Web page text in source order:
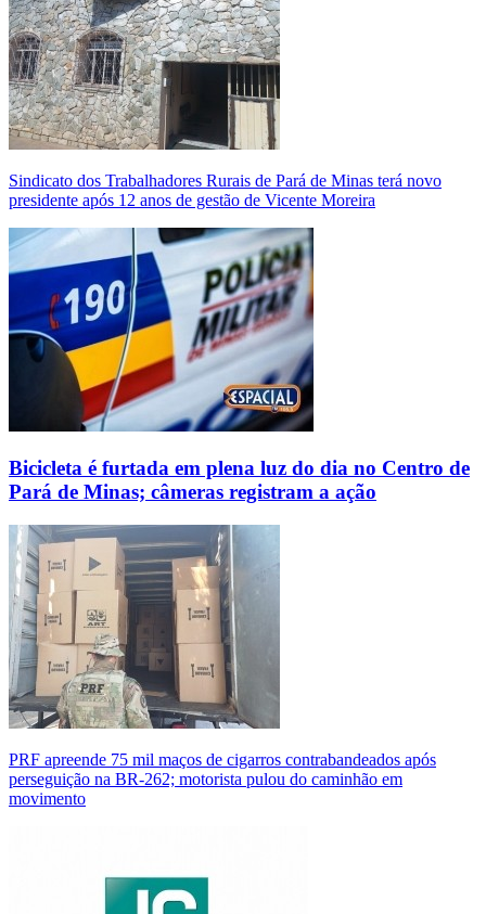
Sindicato dos Trabalhadores Rurais de Pará de Minas terá novo
presidente após 12 anos de gestão de Vicente Moreira
Bicicleta é furtada em plena luz do dia no Centro de
Pará de Minas; câmeras registram a ação
PRF apreende 75 mil maços de cigarros contrabandeados após
perseguição na BR-262; motorista pulou do caminhão em
movimento